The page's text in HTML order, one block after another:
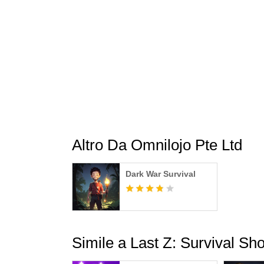
Altro Da Omnilojo Pte Ltd
Dark War Survival
Simile a Last Z: Survival